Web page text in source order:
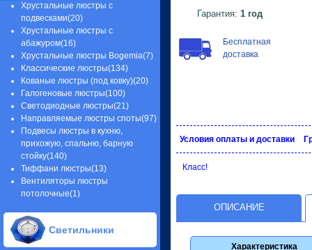
Гарантия: 1 год
Бесплатная
доставка
Условия оплаты и доставки
Класс!
ОПИСАНИЕ
Характеристика
Хрустальные люстры с
подвесками(20)
Хрустальные люстры с
абажуром(16)
Хрустальные люстры Bogemia(7)
Классические люстры(134)
Кованые люстры (под ковку)(20)
Галогеновые люстры(100)
Светодиодные люстры(21)
Направляемые люстры споты(97)
Подвесы люстры в кухню,
прихожую, спальню, барную
стойку(140)
Тиффани люстры(13)
Вентиляторы люстры
потолочные(1)
Светильники